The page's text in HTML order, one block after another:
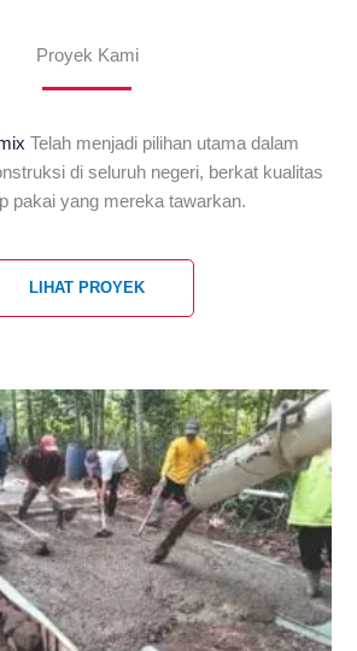
Proyek Kami
Telah menjadi pilihan utama dalam
di seluruh negeri, berkat kualitas
pakai yang mereka tawarkan.
LIHAT PROYEK